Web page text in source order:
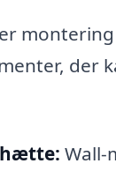
der
Wall-